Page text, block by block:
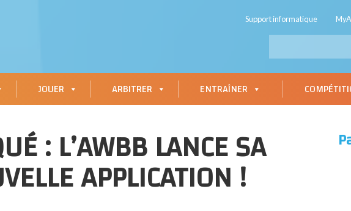
Support informatique
JOUER ARBITRER ENTRAÎNER
: L’AWBB LANCE SA
APPLICATION !